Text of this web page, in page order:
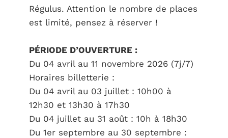
Régulus. Attention le nombre de places
est limité, pensez à réserver !
PÉRIODE D’OUVERTURE :
Du 04 avril au 11 novembre 2026 (7j/7)
Horaires billetterie :
Du 04 avril au 03 juillet : 10h00 à
12h30 et 13h30 à 17h30
Du 04 juillet au 31 août : 10h à 18h30
Du 1er septembre au 30 septembre :